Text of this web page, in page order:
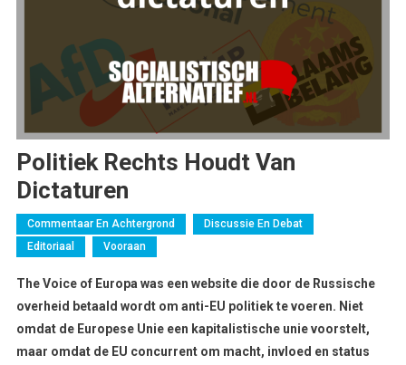
Politiek Rechts Houdt Van
Dictaturen
Commentaar En Achtergrond
Discussie En Debat
Editoriaal
Vooraan
The Voice of Europa was een website die door de Russische
overheid betaald wordt om anti-EU politiek te voeren. Niet
omdat de Europese Unie een kapitalistische unie voorstelt,
maar omdat de EU concurrent om macht, invloed en status